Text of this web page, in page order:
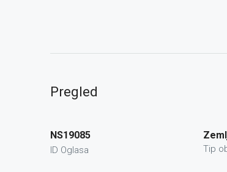
Pregled
NS19085
ID Oglasa Tip